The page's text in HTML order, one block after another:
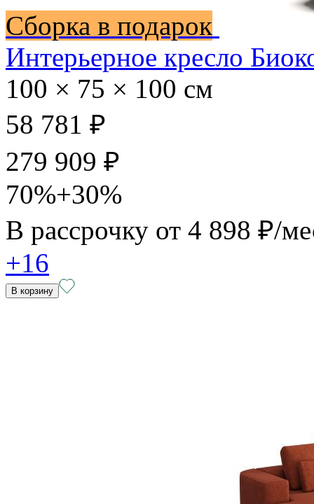
Сборка в подарок
Интерьерное кресло
100 × 75 × 100 см
58 781 ₽
279 909 ₽
70%+30%
В рассрочку от 4 898 ₽/
+16
В корзину